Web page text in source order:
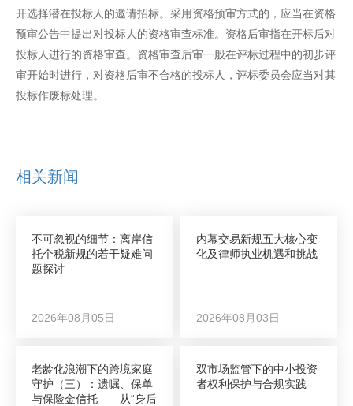
开选择潜在投标人的邀请招标。采用资格预审方式的，应当在资格
预审公告中提出对投标人的资格审查标准。资格后审指在开标后对
投标人进行的资格审查。资格审查后审一般在评标过程中的初步评
审开始时进行，对资格后审不合格的投标人，评标委员会应当对其
投标作废标处理。
相关新闻
不可忽视的细节：离岸信
托个税新规的若干疑难问
题探讨
2026年08月05日
内幕交易新规五大核心变
化及律师执业机遇和挑战
2026年08月03日
老龄化浪潮下的跨境家庭
守护（三）：遗嘱、保单
与保险金信托——从“身后
双市场监管下的中小投资
者权利保护与合规实践